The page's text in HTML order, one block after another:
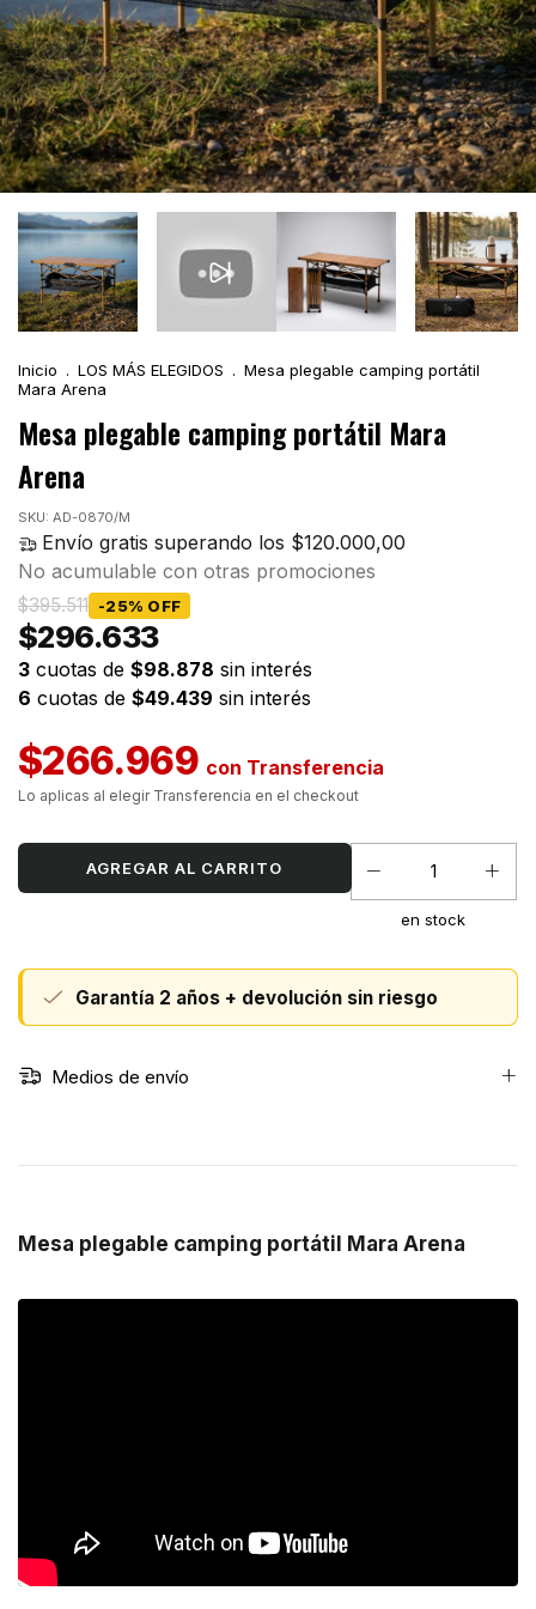
Inicio . LOS MÁS ELEGIDOS . Mesa plegable camping portátil
Mara Arena
Mesa plegable camping portátil Mara
Arena
SKU: AD-0870/M
$296.633
-25% OFF
$395.511
$266.969 con
3 cuotas de $98.878 sin interés
6 cuotas de $49.439 sin interés
Envío gratis superando los $120.000,00
No acumulable con otras promociones
en stock
Garantía 2 años + devolución sin riesgo
Medios de envío
Mesa plegable camping portátil Mara Arena